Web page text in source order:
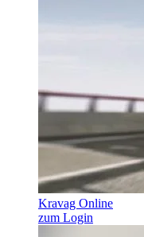
Kravag Online
zum Login